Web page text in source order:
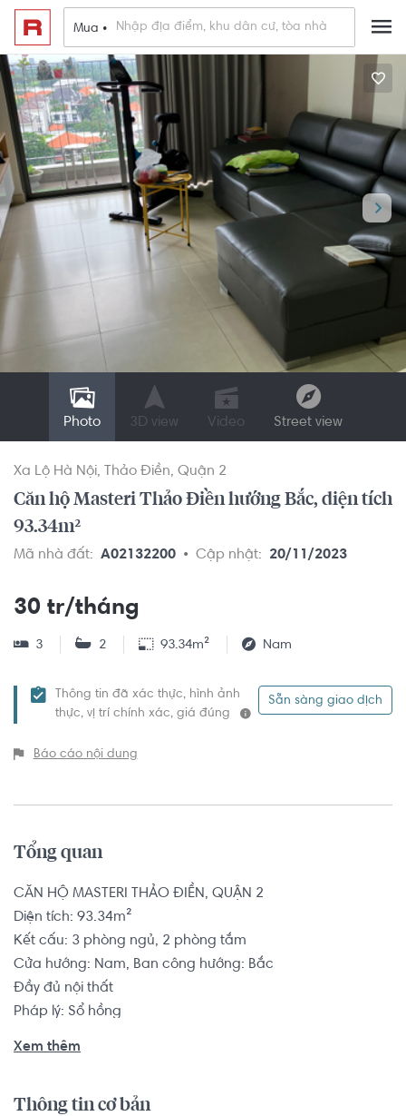
Mua •
Photo 3D view Video Street view
Xa Lộ Hà Nội Thảo Điền Quận 2
Căn hộ Masteri Thảo Điền hướng Bắc, diện tích
93.34m²
Mã nhà đất: A02132200 Cập nhật: 20/11/2023
30 tr/tháng
3 2 93.34m² Nam
Thông tin đã xác thực, hình ảnh
thực, vị trí chính xác, giá đúng
Sẵn sàng giao dịch
Báo cáo nội dung
Tổng quan
CĂN HỘ MASTERI THẢO ĐIỀN, QUẬN 2
Diện tích: 93.34m²
Kết cấu: 3 phòng ngủ, 2 phòng tắm
Cửa hướng: Nam, Ban công hướng: Bắc
Đầy đủ nội thất
Pháp lý: Sổ hồng
HCM 1.5 km... Tọa lạc tại vị trí thuận tiện di chuyển với đầy
Xem thêm
Thông tin cơ bản